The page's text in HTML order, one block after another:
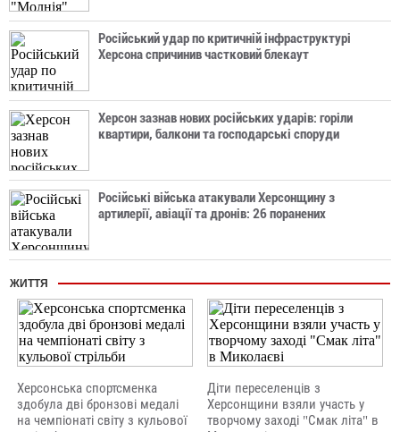
Російський удар по критичній інфраструктурі
Херсона спричинив частковий блекаут
Херсон зазнав нових російських ударів: горіли
квартири, балкони та господарські споруди
Російські війська атакували Херсонщину з
артилерії, авіації та дронів: 26 поранених
ЖИТТЯ
Херсонська спортсменка
здобула дві бронзові медалі
на чемпіонаті світу з кульової
Діти переселенців з
Херсонщини взяли участь у
творчому заході "Смак літа" в